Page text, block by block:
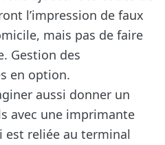
l’impression de faux
mais pas de faire
Gestion des
en option.
aussi donner un
avec une imprimante
reliée au terminal